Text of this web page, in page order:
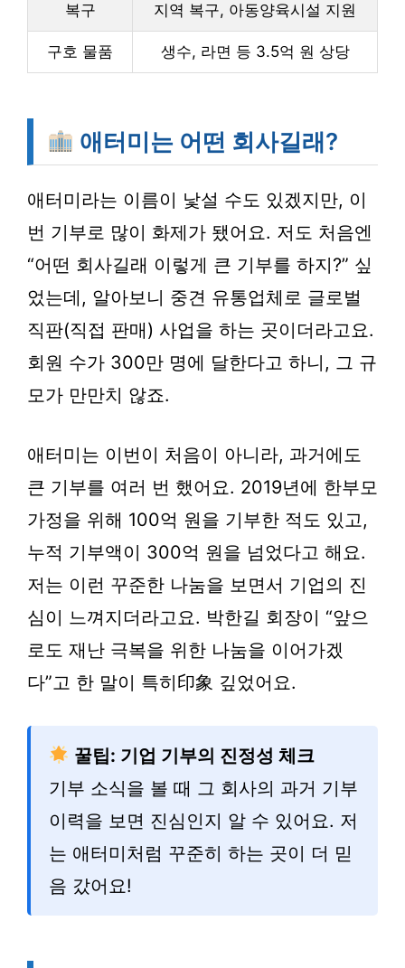
복구 지역 복구, 아동양육시설 지원
구호 물품 생수, 라면 등 3.5억 원 상당
애터미는 어떤 회사길래?
애터미라는 이름이 낯설 수도 있겠지만, 이
번 기부로 많이 화제가 됐어요. 저도 처음엔
“어떤 회사길래 이렇게 큰 기부를 하지?” 싶
었는데, 알아보니 중견 유통업체로 글로벌
직판(직접 판매) 사업을 하는 곳이더라고요.
회원 수가 300만 명에 달한다고 하니, 그 규
모가 만만치 않죠.
애터미는 이번이 처음이 아니라, 과거에도
큰 기부를 여러 번 했어요. 2019년에 한부모
가정을 위해 100억 원을 기부한 적도 있고,
누적 기부액이 300억 원을 넘었다고 해요.
저는 이런 꾸준한 나눔을 보면서 기업의 진
심이 느껴지더라고요. 박한길 회장이 “앞으
로도 재난 극복을 위한 나눔을 이어가겠
다”고 한 말이 특히印象 깊었어요.
꿀팁: 기업 기부의 진정성 체크
기부 소식을 볼 때 그 회사의 과거 기부
이력을 보면 진심인지 알 수 있어요. 저
는 애터미처럼 꾸준히 하는 곳이 더 믿
음 갔어요!